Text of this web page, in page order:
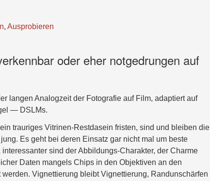
, Ausprobieren
oder eher notgedrungen auf
langen Analogzeit der Fotografie auf Film, adaptiert auf
— DSLMs.
trauriges Vitrinen-Restdasein fristen, sind und bleiben die
Es geht bei deren Einsatz gar nicht mal um beste
sind der Abbildungs-Charakter, der Charme
Daten mangels Chips in den Objektiven an den
Vignettierung bleibt Vignettierung, Randunschärfen